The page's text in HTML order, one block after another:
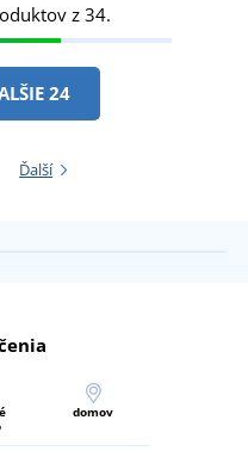
z 34.
24
Ďalší
domov